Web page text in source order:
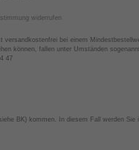
widerrufen
bei einem
können, fallen unter Umständen
47
BK) kommen. In diesem Fall werden Sie